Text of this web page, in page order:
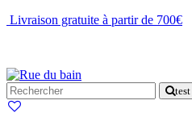
Livraison gratuite à partir de 700€
test